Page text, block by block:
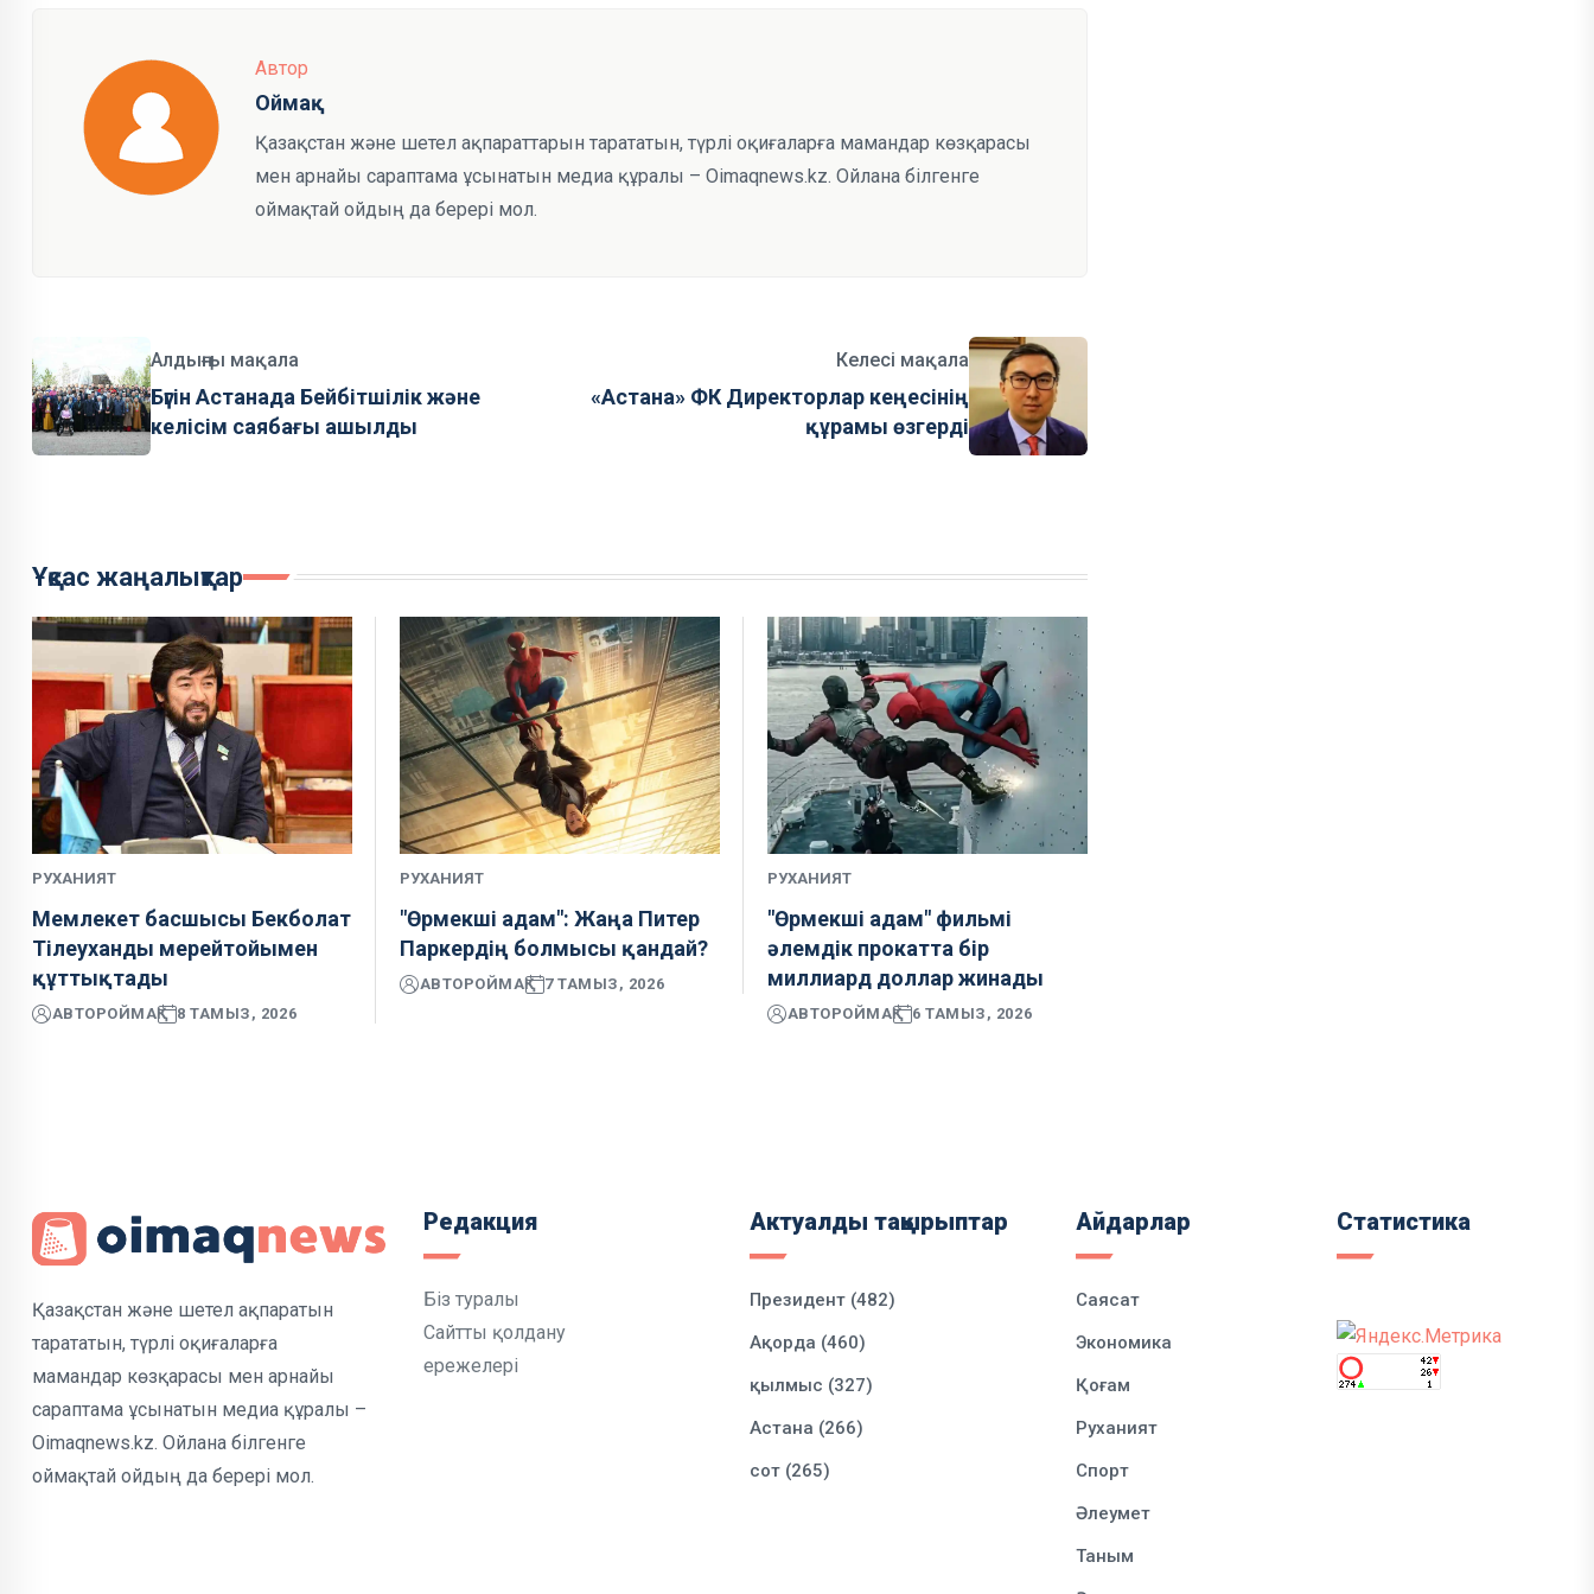
Автор
Оймақ
Қазақстан және шетел ақпараттарын тарататын, түрлі оқиғаларға мамандар көзқарасы
мен арнайы сараптама ұсынатын медиа құралы – Oimaqnews.kz. Ойлана білгенге
оймақтай ойдың да берері мол.
Алдыңғы мақала
Бүгін Астанада Бейбітшілік және
келісім саябағы ашылды
Келесі мақала
«Астана» ФК Директорлар кеңесінің
құрамы өзгерді
Ұқсас жаңалықтар
РУХАНИЯТ
Мемлекет басшысы Бекболат
Тілеуханды мерейтойымен
құттықтады
АВТОРОЙМАҚ 8 ТАМЫЗ, 2026
РУХАНИЯТ
"Өрмекші адам": Жаңа Питер
Паркердің болмысы қандай?
АВТОРОЙМАҚ 7 ТАМЫЗ, 2026
РУХАНИЯТ
"Өрмекші адам" фильмі
әлемдік прокатта бір
миллиард доллар жинады
АВТОРОЙМАҚ 6 ТАМЫЗ, 2026
Қазақстан және шетел ақпаратын
тарататын, түрлі оқиғаларға
мамандар көзқарасы мен арнайы
сараптама ұсынатын медиа құралы –
Oimaqnews.kz. Ойлана білгенге
оймақтай ойдың да берері мол.
Редакция
Біз туралы
Сайтты қолдану
ережелері
Актуалды тақырыптар
Президент (482)
Ақорда (460)
қылмыс (327)
Астана (266)
сот (265)
Айдарлар
Саясат
Экономика
Қоғам
Руханият
Спорт
Әлеумет
Таным
Статистика